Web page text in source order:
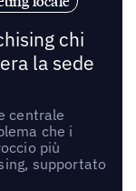
chi
la sede
centrale
che i
più
supportato